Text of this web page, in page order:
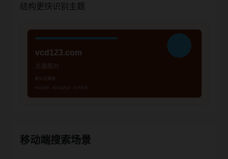
结构更快识别主题
移动端搜索场景